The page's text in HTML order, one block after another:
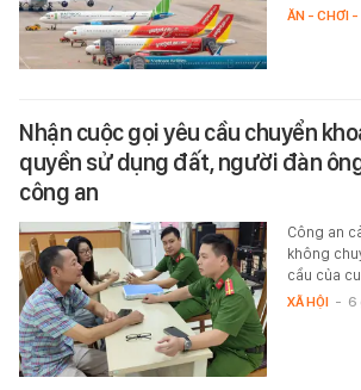
ĂN - CHƠI
Nhận cuộc gọi yêu cầu chuyển
quyền sử dụng đất, người đàn
công an
Công an
không
cầu của
XÃ HỘI - 6